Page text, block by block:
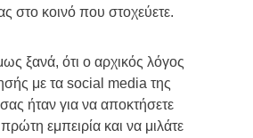
στο κοινό που στοχεύετε.
ξανά, ότι ο αρχικός λόγος
με τα social media της
ήταν για να αποκτήσετε
πρώτη εμπειρία και να μιλάτε